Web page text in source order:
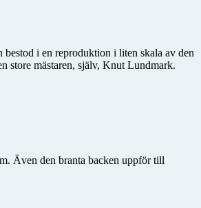
i en reproduktion i liten skala av den
store mästaren, själv, Knut Lundmark.
Även den branta backen uppför till